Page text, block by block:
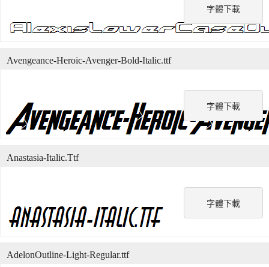
字體下載
字體下載
Avengeance-Heroic-Avenger-Bold-Italic.ttf
字體下載
Anastasia-Italic.Ttf
AdelonOutline-Light-Regular.ttf